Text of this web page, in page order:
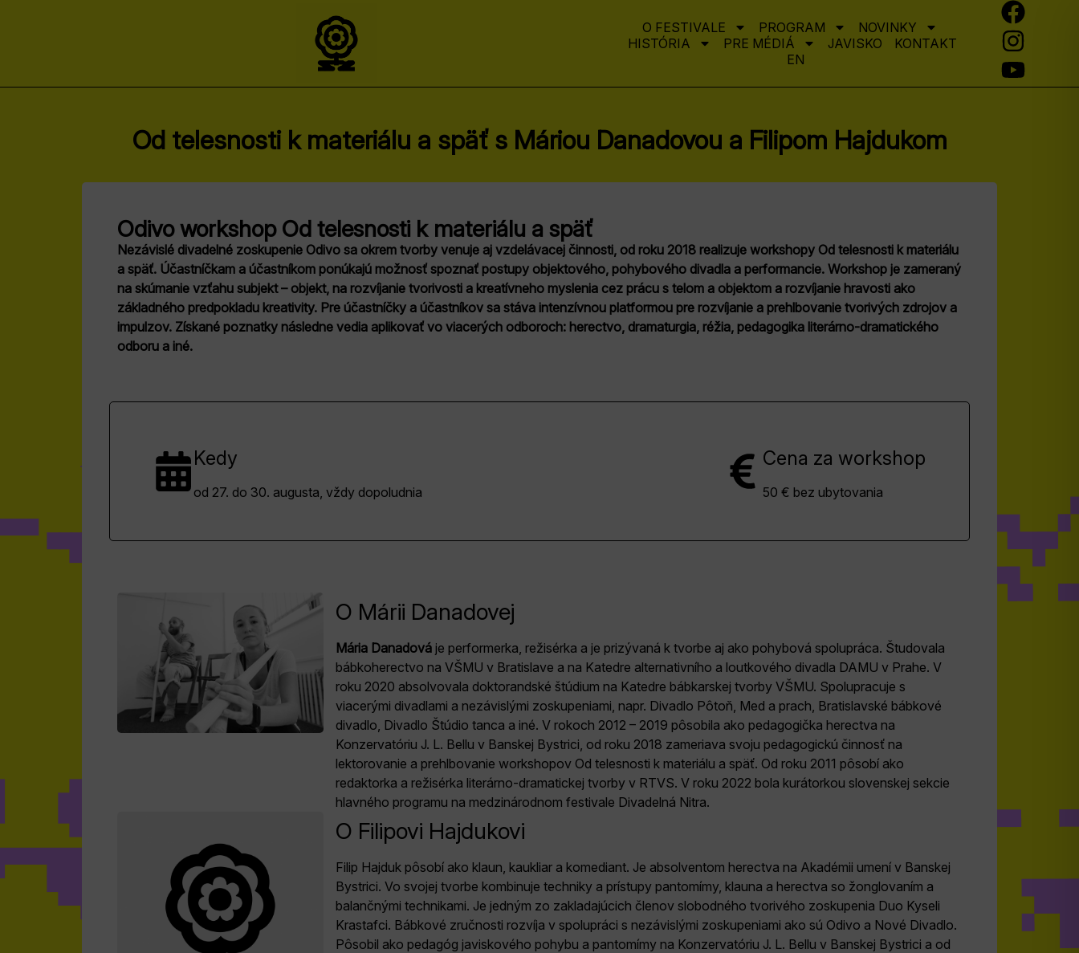
O FESTIVALE PROGRAM
NOVINKY
HISTÓRIA
PRE MÉDIÁ JAVISKO
KONTAKT
EN
Od telesnosti k materiálu a späť s Máriou Danadovou a Filipom Hajdukom
Odivo workshop Od telesnosti k materiálu a späť
Nezávislé divadelné zoskupenie Odivo sa okrem tvorby venuje aj vzdelávacej činnosti, od roku 2018 realizuje workshopy Od telesnosti k materiálu
a späť. Účastníčkam a účastníkom ponúkajú možnosť spoznať postupy objektového, pohybového divadla a performancie. Workshop je zameraný
na skúmanie vzťahu subjekt – objekt, na rozvíjanie tvorivosti a kreatívneho myslenia cez prácu s telom a objektom a rozvíjanie hravosti ako
základného predpokladu kreativity. Pre účastníčky a účastníkov sa stáva intenzívnou platformou pre rozvíjanie a prehlbovanie tvorivých zdrojov a
impulzov. Získané poznatky následne vedia aplikovať vo viacerých odboroch: herectvo, dramaturgia, réžia, pedagogika literárno-dramatického
odboru a iné.
Kedy
od 27. do 30. augusta, vždy dopoludnia
Cena za workshop
50 € bez ubytovania
O Márii Danadovej
Mária Danadová je performerka, režisérka a je prizývaná k tvorbe aj ako pohybová spolupráca. Študovala
bábkoherectvo na VŠMU v Bratislave a na Katedre alternativního a loutkového divadla DAMU v Prahe. V
roku 2020 absolvovala doktorandské štúdium na Katedre bábkarskej tvorby VŠMU. Spolupracuje s
viacerými divadlami a nezávislými zoskupeniami, napr. Divadlo Pôtoň, Med a prach, Bratislavské bábkové
divadlo, Divadlo Štúdio tanca a iné. V rokoch 2012 – 2019 pôsobila ako pedagogička herectva na
Konzervatóriu J. L. Bellu v Banskej Bystrici, od roku 2018 zameriava svoju pedagogickú činnosť na
lektorovanie a prehlbovanie workshopov Od telesnosti k materiálu a späť. Od roku 2011 pôsobí ako
redaktorka a režisérka literárno-dramatickej tvorby v RTVS. V roku 2022 bola kurátorkou slovenskej sekcie
hlavného programu na medzinárodnom festivale Divadelná Nitra.
O Filipovi Hajdukovi
Filip Hajduk pôsobí ako klaun, kaukliar a komediant. Je absolventom herectva na Akadémii umení v Banskej
Bystrici. Vo svojej tvorbe kombinuje techniky a prístupy pantomímy, klauna a herectva so žonglovaním a
balančnými technikami. Je jedným zo zakladajúcich členov slobodného tvorivého zoskupenia Duo Kyseli
Krastafci. Bábkové zručnosti rozvíja v spolupráci s nezávislými zoskupeniami ako sú Odivo a Nové Divadlo.
Pôsobil ako pedagóg javiskového pohybu a pantomímy na Konzervatóriu J. L. Bellu v Banskej Bystrici a od